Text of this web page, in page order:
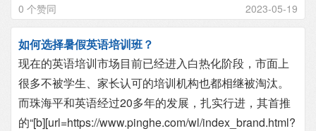
0 个赞同 2023-05-19
如何选择暑假英语培训班？
现在的英语培训市场目前已经进入白热化阶段，市面上
很多不被学生、家长认可的培训机构也都相继被淘汰。
而珠海平和英语经过20多年的发展，扎实行进，其首推
的“[b][url=https://www.pinghe.com/wl/index_brand.html?